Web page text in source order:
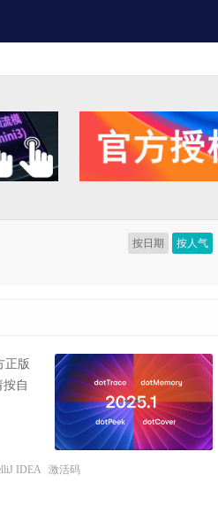
按日期 按人气
正版
自
IDEA 激活码